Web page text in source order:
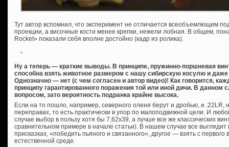
Тут автор вспомнил, что эксперимент не отличается всеобъемлющим
проекции, а височные кости менее крепки, нежели лобная. В общем,
Rocket» показали себя вполне достойно (кадр из ролика).
Ну а теперь — краткие выводы. В принципе, пружинно-поршневая
способна взять животное размером с нашу сибирскую косулю и
Однозначно — нет (с чем согласен и автор видео)! Как говорится,
принципу гарантированного поражения той или иной дичи. В данном
вопросом, зато вероятность подранка крайне высока.
Если на то пошло, например, северного оленя берут и дробью, и
переправах, то есть практически в упор по малоподвижной цели. И
случае выбор в пользу хотя бы 7,62х39, а лучше все же классических
сравнительном примере в начале статьи). В нашем случае все выглядит
присказках, «победить пьяного и связанного», другое — взять с
естественной среде.